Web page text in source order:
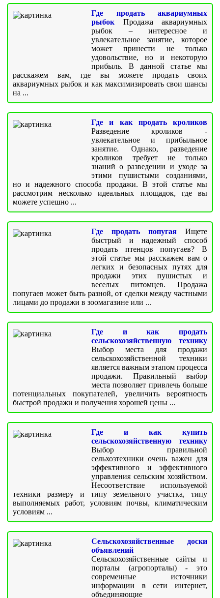
Где продать аквариумных
рыбок Продажа аквариумных
рыбок – интересное и
увлекательное занятие, которое
может принести не только
удовольствие, но и некоторую
прибыль. В данной статье мы
расскажем вам, где вы можете продать своих
аквариумных рыбок и как максимизировать свои шансы
на ...
Где и как продать кроликов
Разведение кроликов -
увлекательное и прибыльное
занятие. Однако, разведение
кроликов требует не только
знаний о разведении и уходе за
этими пушистыми созданиями,
но и надежного способа продажи. В этой статье мы
рассмотрим несколько идеальных площадок, где вы
можете успешно ...
Где продать попугая Ищете
быстрый и надежный способ
продать птенцов попугаев? В
этой статье мы расскажем вам о
легких и безопасных путях для
продажи этих пушистых и
веселых питомцев. Продажа
попугаев может быть разной, от сделки между частными
лицами до продажи в зоомагазине или ...
Где и как продать
сельскохозяйственную технику
Выбор места для продажи
сельскохозяйственной техники
является важным этапом процесса
продажи. Правильный выбор
места позволяет привлечь больше
потенциальных покупателей, увеличить вероятность
быстрой продажи и получения хорошей цены ...
Где и как купить
сельскохозяйственную технику
Выбор правильной
сельхозтехники очень важен для
эффективного и эффективного
управления сельским хозяйством.
Несоответствие используемой
техники размеру и типу земельного участка, типу
выполняемых работ, условиям почвы, климатическим
условиям ...
Сельскохозяйственные доски
объявлений
Сельскохозяйственные сайты и
порталы (агропорталы) - это
современные источники
информации в сети интернет,
объединяющие